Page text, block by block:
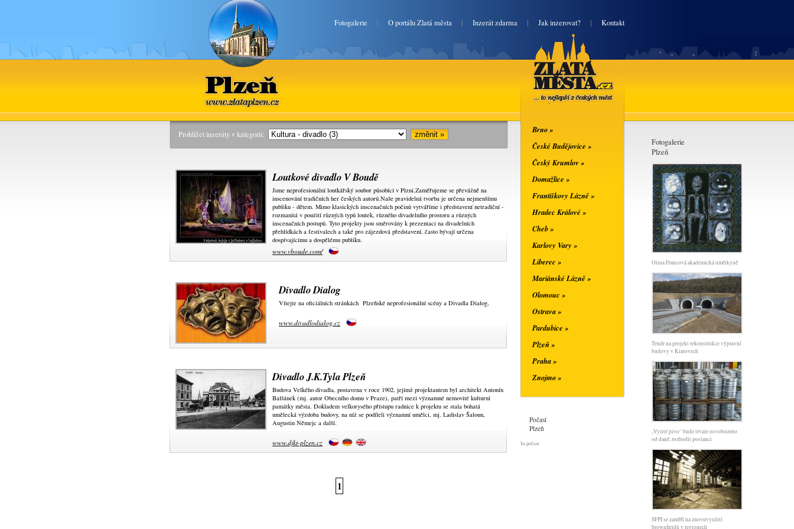
Fotogalerie | O portálu Zlatá města | Inzerát zdarma | Jak inzerovat? | Kontakt
Plzeň
www.zlataplzen.cz
Prohlížet inzeráty v kategorii:
Loutkové divadlo V Boudě
Jsme neprofesionální loutkářský soubor působící v Plzni.Zaměřujeme se převážně na
inscenování tradičních her českých autorů.Naše pravidelná tvorba je určena nejmenšímu
publiku - dětem. Mimo klasických inscenačních počinů vytváříme i představení netradiční -
rozmanitá v použití různých typů loutek, různého divadelního prostoru a různých
inscenačních postupů. Tyto projekty jsou směrovány k prezentaci na divadelních
přehlídkách a festivalech a také pro zájezdová představení, často bývají určena
dospívajícímu a dospělému publiku.
www.vboude.com/
Divadlo Dialog
Vítejte na oficiálních stránkách Plzeňské neprofesionální scény a Divadla Dialog,
www.divadlodialog.cz
Divadlo J.K.Tyla Plzeň
Budova Velkého divadla, postavena v roce 1902, jejímž projektantem byl architekt Antonín
Balšánek (mj. autor Obecního domu v Praze), patří mezi významné nemovité kulturní
památky města. Dokladem velkorysého přístupu radnice k projektu se stala bohatá
umělecká výzdoba budovy, na níž se podíleli významní umělci, mj. Ladislav Šaloun,
Augustin Němejc a další.
www.djkt-plzen.cz
1
Fotogalerie
Plzeň
Olina Francová akademická umělkyně
Tendr na projekt rekonstrukce výpravní
budovy v Klatovech
„Vylité pivo“ bude trvale osvobozeno
od daně, rozhodli poslanci
SFPI se zaměří na znovuvyužití
brownfieldů v regionech
Zlatá města
... to nejlepší z
českých měst
Brno »
České Budějovice »
Český Krumlov »
Domažlice »
Františkovy Lázně »
Hradec Králové »
Cheb »
Karlovy Vary »
Liberec »
Mariánské Lázně »
Olomouc »
Ostrava »
Pardubice »
Plzeň »
Praha »
Znojmo »
Počasí
Plzeň
In-počasí